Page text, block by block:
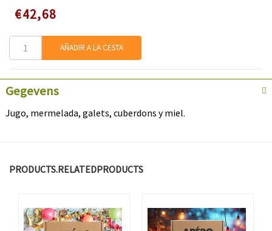
Speciale
prijs
€42,68
AÑADIR A LA CESTA
Gegevens
Jugo, mermelada, galets, cuberdons y miel.
PRODUCTS.RELATEDPRODUCTS